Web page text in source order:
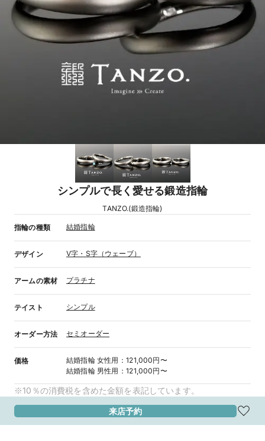
シンプルで長く愛せる鍛造指輪
TANZO.(鍛造指輪)
指輪の種類 結婚指輪
デザイン V字・S字（ウェーブ）
アームの素材 プラチナ
テイスト シンプル
オーダー方法 セミオーダー
価格 結婚指輪 女性用 ：121,000円〜
結婚指輪 男性用 ：121,000円〜
※10％の消費税を含めた金額を表記しています。
来店予約